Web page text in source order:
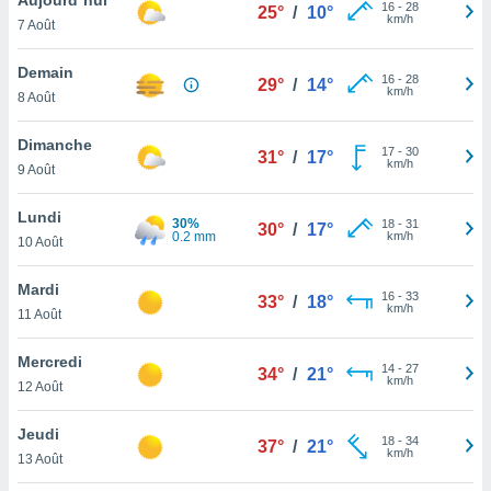
et
»,
au
vous
qu'ils
ou
le
ainsi
un
la
du
7 Août
25° / 10° 16- 28
km/h
Demain
8 Août
29° / 14° 16- 28
km/h
Dimanche
9 Août
31° / 17° 17- 30
km/h
Lundi
10 Août
30%
0.2 mm
30° / 17° 18- 31
km/h
Mardi
11 Août
33° / 18° 16- 33
km/h
Mercredi
12 Août
34° / 21° 14- 27
km/h
Jeudi
13 Août
37° / 21° 18- 34
km/h